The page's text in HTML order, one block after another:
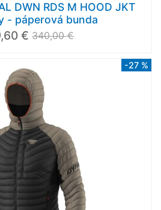
DWN RDS M HOOD JKT
- páperová bunda
€ 340,00 €
-27 %